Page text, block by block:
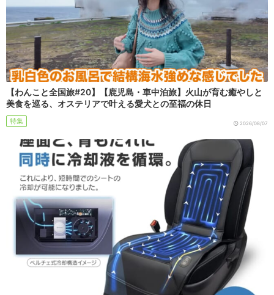
【わんこと全国旅#20】【鹿児島・車中泊旅】火山が育む癒やしと
美食を巡る、オステリアで叶える愛犬との至福の休日
特集 2026/08/07